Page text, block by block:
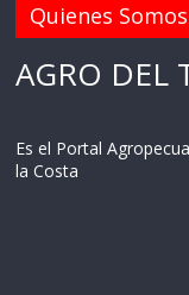
Quienes Somos
AGRO DEL
Es el Portal
la Costa